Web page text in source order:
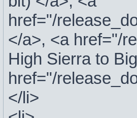
href="/
</a>, <a href="/
High Sierra to
href="/
</li>